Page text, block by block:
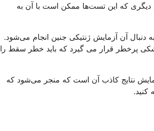
دیگری که این تست‌ها ممکن است با آن به
دنبال آن آزمایش ژنتیکی جنین انجام می‌شود.
پرخطر قرار می گیرد که باید خطر سقط را
نتایج کاذب آن است که منجر می‌شود که
کنید.